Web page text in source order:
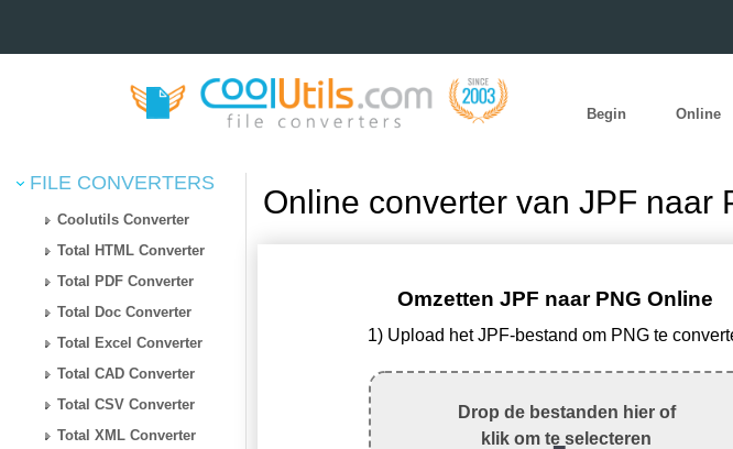
Begin Online
FILE CONVERTERS
Coolutils Converter
Total HTML Converter
Total PDF Converter
Total Doc Converter
Total Excel Converter
Total CAD Converter
Total CSV Converter
Total XML Converter
Online converter van JPF naar
Omzetten JPF naar PNG Online
1) Upload het JPF-bestand om PNG te
Drop de bestanden hier of
klik om te selecteren